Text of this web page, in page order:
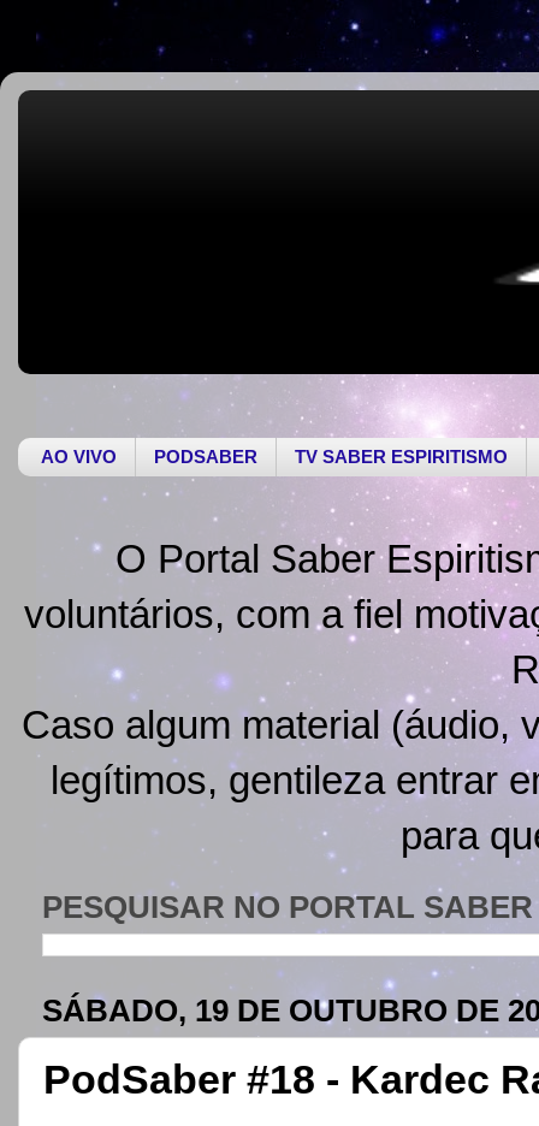
AO VIVO PODSABER TV SABER ESPIRITISMO
O Portal Saber
voluntários, com a fiel
Caso algum material (áudio,
legítimos, gentileza entrar
para
PESQUISAR NO PORTAL
SÁBADO, 19 DE OUTUBRO DE
PodSaber #18 - Kardec